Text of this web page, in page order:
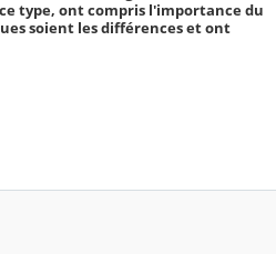
type, ont compris l'importance du
soient les différences et ont